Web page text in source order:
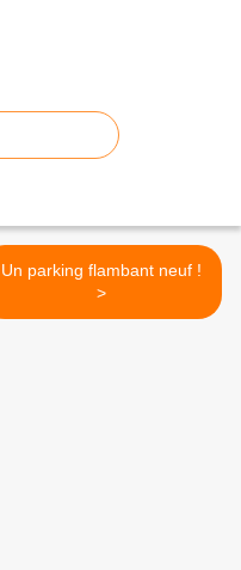
Un parking flambant neuf !
>